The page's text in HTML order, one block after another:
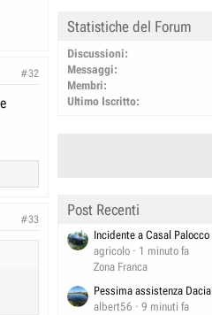
#32
#33
Statistiche del Forum
Discussioni
Messaggi
Membri
Ultimo Iscritto
Post Recenti
Incidente a Casal Palocco
agricolo
1 minuto fa
Zona Franca
Pessima assistenza Dacia
albert56
9 minuti fa